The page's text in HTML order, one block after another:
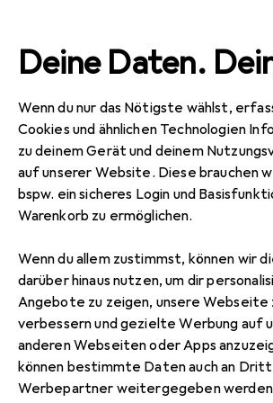
Deine Daten.
Wenn du nur das Nötigste wählst,
Cookies und ähnlichen Technologien
zu deinem Gerät und deinem
auf unserer Website. Diese brauchen
bspw. ein sicheres Login und
Warenkorb zu ermöglichen.
Wenn du allem zustimmst, können wir
darüber hinaus nutzen, um dir
Angebote zu zeigen, unsere Webseite
verbessern und gezielte Werbung auf
anderen Webseiten oder Apps
können bestimmte Daten auch an
Werbepartner weitergegeben
Gesamtsortiment IT +